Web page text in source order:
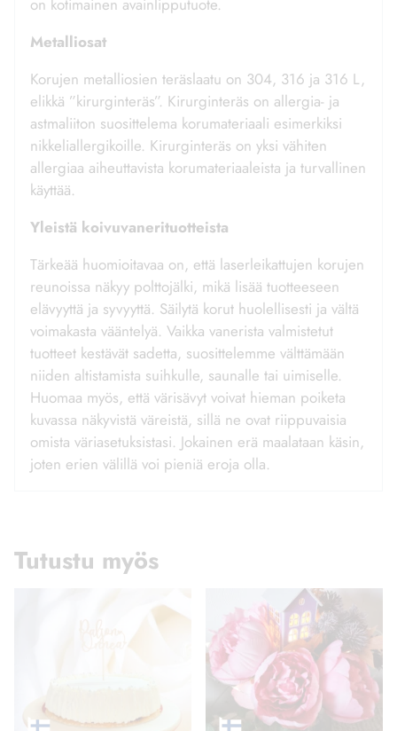
on kotimainen avainlipputuote.
Metalliosat
Korujen metalliosien teräslaatu on 304, 316 ja 316 L,
elikkä ”kirurginteräs”. Kirurginteräs on allergia- ja
astmaliiton suosittelema korumateriaali esimerkiksi
nikkeliallergikoille. Kirurginteräs on yksi vähiten
allergiaa aiheuttavista korumateriaaleista ja turvallinen
käyttää.
Yleistä koivuvanerituotteista
Tärkeää huomioitavaa on, että laserleikattujen korujen
reunoissa näkyy polttojälki, mikä lisää tuotteeseen
elävyyttä ja syvyyttä. Säilytä korut huolellisesti ja vältä
voimakasta vääntelyä. Vaikka vanerista valmistetut
tuotteet kestävät sadetta, suosittelemme välttämään
niiden altistamista suihkulle, saunalle tai uimiselle.
Huomaa myös, että värisävyt voivat hieman poiketa
kuvassa näkyvistä väreistä, sillä ne ovat riippuvaisia
omista väriasetuksistasi. Jokainen erä maalataan käsin,
joten erien välillä voi pieniä eroja olla.
Tutustu myös